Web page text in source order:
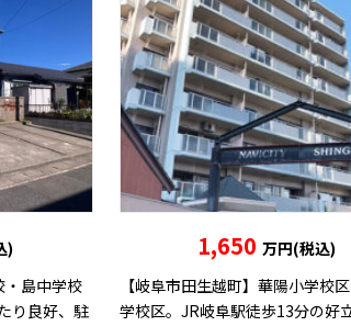
)
・島中学校
り良好、駐
1,650万円(税込)
【岐阜市田生越町】華陽小学校
学校区。JR岐阜駅徒歩13分の好